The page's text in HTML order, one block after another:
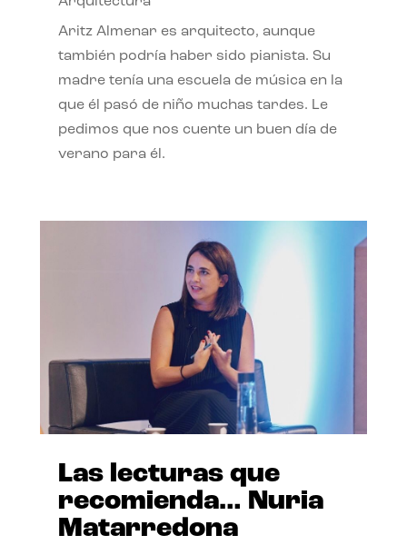
Aritz Almenar es arquitecto, aunque
también podría haber sido pianista. Su
madre tenía una escuela de música en la
que él pasó de niño muchas tardes. Le
pedimos que nos cuente un buen día de
verano para él.
Las lecturas que
recomienda… Nuria
Matarredona